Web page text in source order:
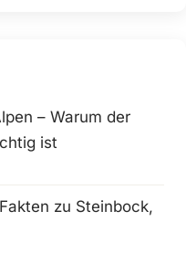
– Warum der
ist
zu Steinbock,